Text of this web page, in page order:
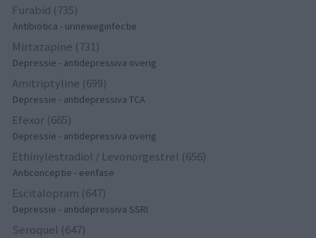
Furabid (735)
Antibiotica - urineweginfectie
Mirtazapine (731)
Depressie - antidepressiva overig
Amitriptyline (699)
Depressie - antidepressiva TCA
Efexor (665)
Depressie - antidepressiva overig
Ethinylestradiol / Levonorgestrel (656)
Anticonceptie - eenfase
Escitalopram (647)
Depressie - antidepressiva SSRI
Seroquel (647)